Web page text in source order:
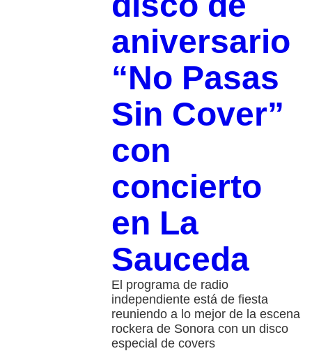
aniversario
“No Pasas
Sin Cover”
con
concierto
en La
Sauceda
El programa de radio
independiente está de fiesta
reuniendo a lo mejor de la escena
rockera de Sonora con un disco
especial de covers